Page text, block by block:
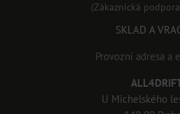
(Zákaznická
SKLAD A
Provozní adresa a
U Michelského